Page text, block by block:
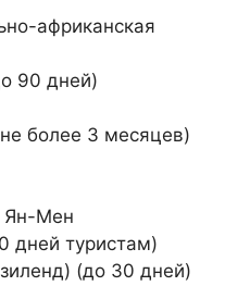
африканская
90 дней)
более 3 месяцев)
Мен
туристам)
(до 30 дней)